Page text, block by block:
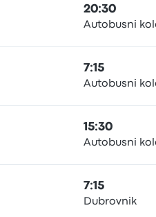
20:30
Autobusni
7:15
Autobusni
15:30
Autobusni
7:15
Dubrovnik